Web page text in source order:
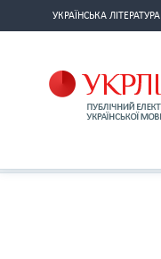
УКРАЇНСЬКА ЛІТЕРАТУРА